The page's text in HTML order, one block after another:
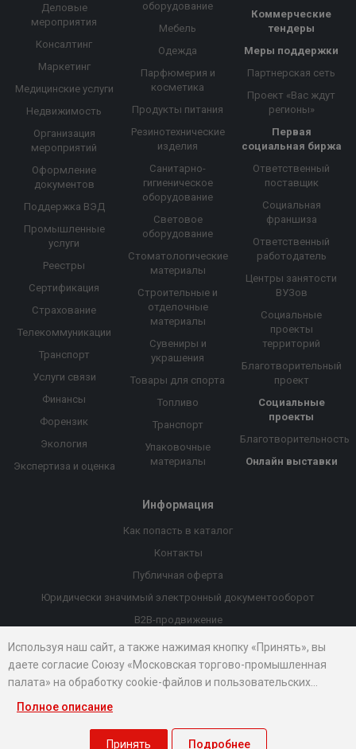
Деловые
мероприятия
Консалтинг
Маркетинг
Медицинские услуги
Недвижимость
Организация
мероприятий
Оформление
документов
Поддержка ВЭД
Промышленные
услуги
Реестры
Сертификация
Страхование
Телекоммуникации
Транспорт
Услуги связи
Финансы
Форензик
Экология
Экспертиза и оценка
оборудование
Мебель
Одежда
Парфюмерия и
косметика
Продукты питания
Резинотехнические
изделия
Санитарно-
гигиеническое
оборудование
Световое
оборудование
Стоматологические
материалы
Строительные и
отделочные
материалы
Сувениры и
украшения
Товары для спорта
Топливо
Транспорт
Упаковочные
материалы
Коммерческие
тендеры
Меры поддержки
Партнерская сеть
Проект «Вас ждут
регионы»
Первая
социальная биржа
Ответственный
поставщик
Социальная
франшиза
Ответственный
работодатель
Центры занятости
ВУЗов
Социальные
проекты
территорий
Благотворительный
проект
Социальные
проекты
Благотворительность
Онлайн выставки
Информация
Как попасть в каталог
Контакты
Публичная оферта
Юридически значимый электронный документооборот
B2B-продвижение
Порекомендовать компанию
Онлайн выставки
Рейтинг компаний
© 2026 Все права защищены. Правовые документы
Используя наш сайт, а также нажимая кнопку «Принять», вы
даете согласие Союзу «Московская торгово-промышленная
палата» на обработку cookie-файлов и пользовательских
данных...
Полное описание
Принять Подробнее